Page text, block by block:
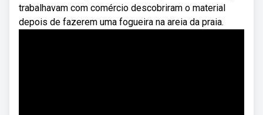
trabalhavam com comércio descobriram o material
depois de fazerem uma fogueira na areia da praia.